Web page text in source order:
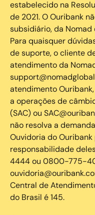
estabelecido na
de 2021. O Ouribank
subsidiário, da Nomad
Para quaisquer
de suporte, o cliente
atendimento da
atendimento
a operações de
(SAC) ou
não resolva a
Ouvidoria do
responsabilidade
4444 ou 0800-775-
Central de
do Brasil é 145.